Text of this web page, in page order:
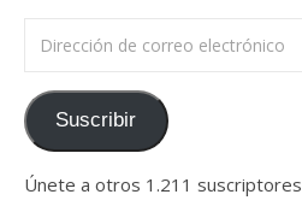
Suscribir
Únete a otros 1.211 suscriptores